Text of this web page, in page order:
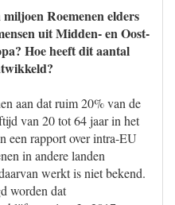
Roemenen elders
uit Midden- en Oost-
Hoe heeft dit aantal
aan dat ruim 20% van de
van 20 tot 64 jaar in het
een rapport over intra-EU
in andere landen
werkt is niet bekend.
worden dat